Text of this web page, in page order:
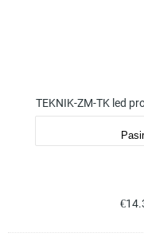
TEKNIK-ZM-TK led
€